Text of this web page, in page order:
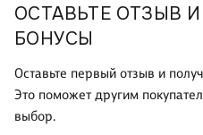
ОСТАВЬТЕ ОТЗЫВ
БОНУСЫ
Оставьте первый отзыв и
Это поможет другим
выбор.